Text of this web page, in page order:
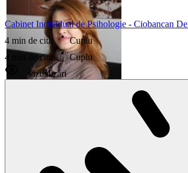
Cabinet Individual de Psihologie - Ciobancan
4 min de citit
Cuplu
4 min de citit
Cuplu
vizualizări